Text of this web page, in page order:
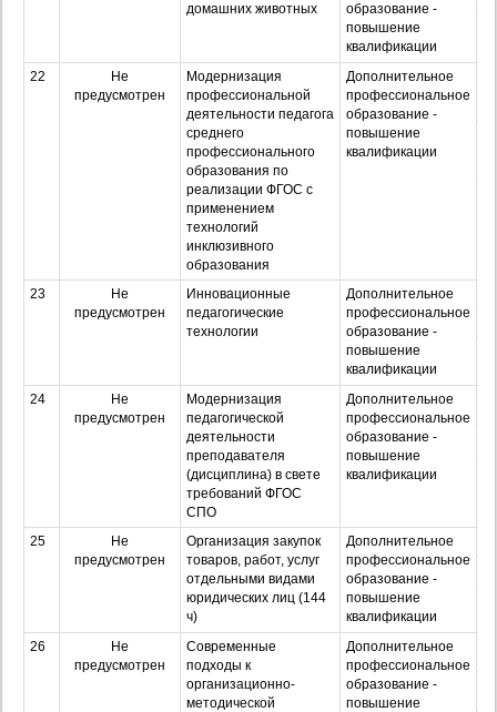
домашних животных
образование -
повышение
квалификации
22
Не
предусмотрен
Модернизация
профессиональной
деятельности педагога
среднего
профессионального
образования по
реализации ФГОС с
применением
технологий
инклюзивного
образования
Дополнительное
профессиональное
образование -
повышение
квалификации
23
Не
предусмотрен
Инновационные
педагогические
технологии
Дополнительное
профессиональное
образование -
повышение
квалификации
24
Не
предусмотрен
Модернизация
педагогической
деятельности
преподавателя
(дисциплина) в свете
требований ФГОС
СПО
Дополнительное
профессиональное
образование -
повышение
квалификации
25
Не
предусмотрен
Организация закупок
товаров, работ, услуг
отдельными видами
юридических лиц (144
ч)
Дополнительное
профессиональное
образование -
повышение
квалификации
26
Не
предусмотрен
Современные
подходы к
организационно-
методической
Дополнительное
профессиональное
образование -
повышение